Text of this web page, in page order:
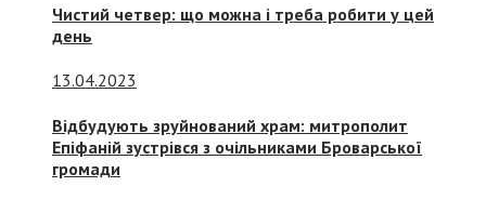
Чистий четвер: що можна і треба робити у цей
день
13.04.2023
Відбудують зруйнований храм: митрополит
Епіфаній зустрівся з очільниками Броварської
громади